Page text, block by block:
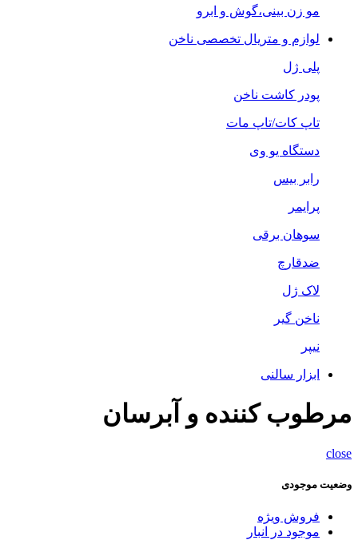
مو زن بینی،گوش و ابرو
لوازم و متریال تخصصی ناخن
پلی ژل
پودر کاشت ناخن
تاپ کات/تاپ مات
دستگاه یو وی
رابر بیس
پرایمر
سوهان برقی
ضدقارچ
لاک ژل
ناخن گیر
نیپر
ابزار سالنی
مرطوب کننده و آبرسان
close
وضعیت موجودی
فروش ویژه
موجود در انبار